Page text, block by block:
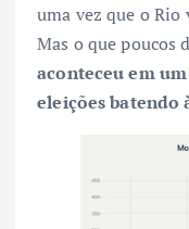
uma vez que o Rio
Mas o que poucos
aconteceu em
eleições batendo